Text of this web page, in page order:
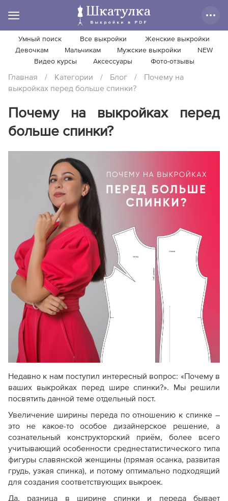
Умный поиск Все выкройки
Женские выкройки
Девочкам
Мальчикам Мужские выкройки
NEW
Видео курсы
Аксессуары Фото-отзывы
Главная / Категории / Блог /
Почему на
выкройках перед больше спинки?
Почему на выкройках перед
больше спинки?
Недавно к нам поступил интересный вопрос: «Почему в
ваших выкройках перед шире спинки?». Мы решили
посвятить данной теме отдельный пост.
Увеличение ширины переда по отношению к спинке –
это не какое-то особое дизайнерское решение, а
сознательный конструкторский приём, более всего
учитывающий особенности среднестатистического типа
фигуры славянской женщины (прямая осанка, развитая
грудь, узкая спинка), и потому оптимально подходящий
для создания соответствующих выкроек.
Да, разница в ширине спинки и переда бывает